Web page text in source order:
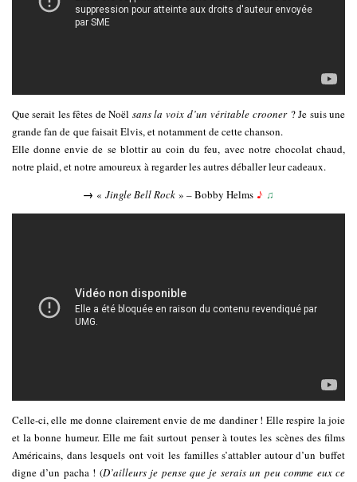
Que serait les fêtes de Noël sans la voix d’un véritablecrooner? Je suis une
grande fan de que faisait Elvis, et notamment de cette chanson.
Elle donne envie de se blottir au coin du feu, avec notre chocolat chaud,
notre plaid, et notre amoureux à regarder les autres déballer leur cadeaux.
→ « Jingle Bell Rock » – Bobby Helms ♪ ♫
Celle-ci, elle me donne clairement envie de me dandiner ! Elle respire la joie
et la bonne humeur. Elle me fait surtout penser à toutes les scènes des films
Américains, dans lesquels ont voit les familles s’attabler autour d’un buffet
digne d’un pacha ! (D’ailleurs je pense que je serais un peu comme eux ce